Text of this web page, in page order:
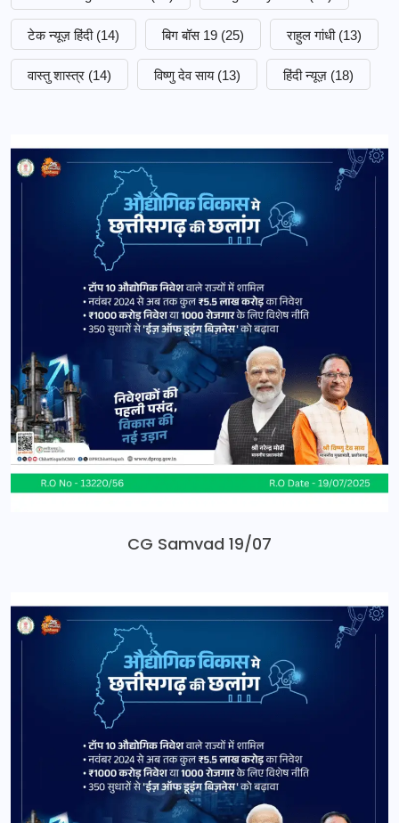
टेक न्यूज़ हिंदी (14) बिग बॉस 19 (25) राहुल गांधी (13)
वास्तु शास्त्र (14) विष्णु देव साय (13) हिंदी न्यूज़ (18)
CG Samvad 19/07